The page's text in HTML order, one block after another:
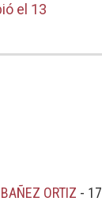
el 13
ORTIZ -